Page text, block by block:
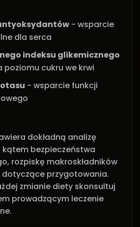
- wsparcie
dla serca
indeksu glikemicznego
cukru we krwi
- wsparcie funkcji
dokładną analizę
kątem bezpieczeństwa
rozpiskę makroskładników
dotyczące przygotowania.
zmianie diety skonsultuj
prowadzącym leczenie